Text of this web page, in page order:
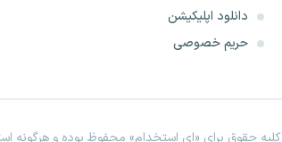
دانلود اپلیکیشن
حریم خصوصی
کلیه حقوق برای «ای استخدام» محفوظ بوده و هرگونه